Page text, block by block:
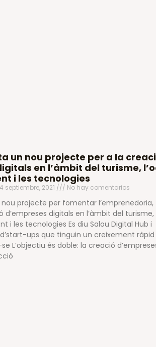
un nou projecte per a la
en l’àmbit del turisme,
i les tecnologies
septiembre, 2021 No hay comentarios
projecte per fomentar l’emprenedoria,
d’empreses digitals en l’àmbit del turisme,
i les tecnologies Es diu Salou Digital Hub i
ups que tinguin un creixement ràpid
L’objectiu és doble: la creació